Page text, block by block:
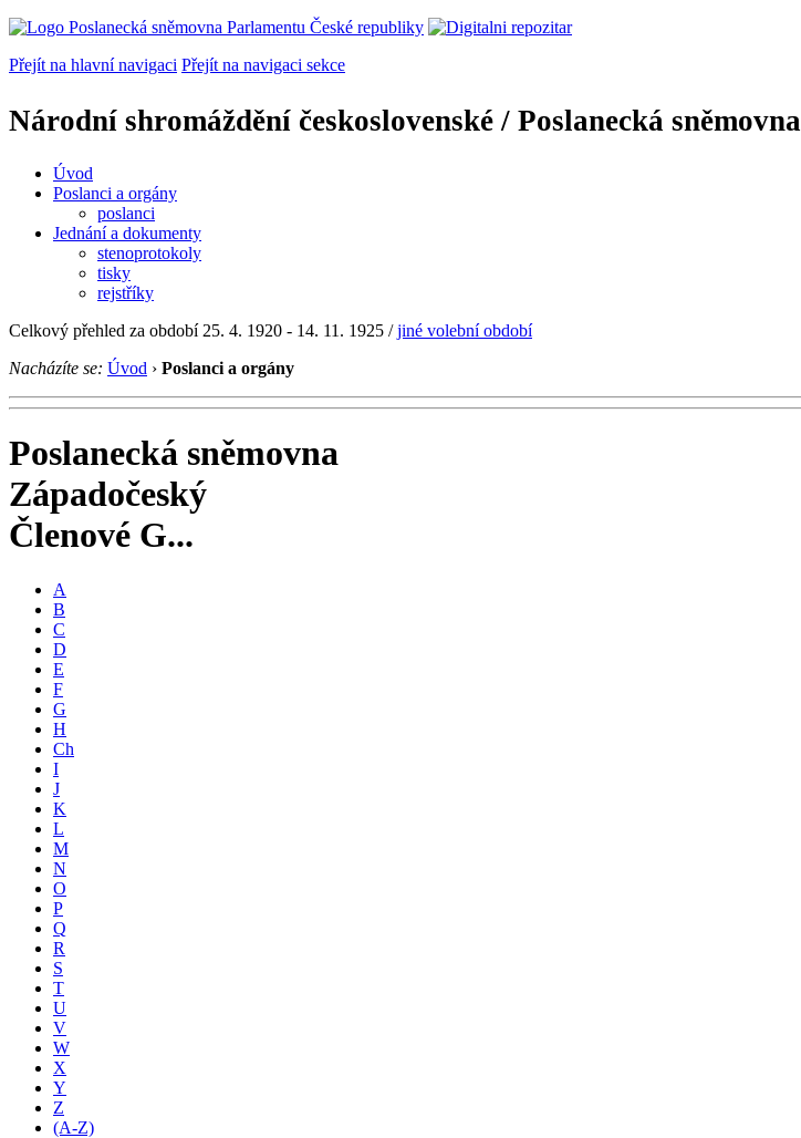
Přejít na hlavní navigaci Přejít na navigaci sekce
Národní shromáždění československé / Poslanecká sněmovna
Úvod
Poslanci a orgány
poslanci
Jednání a dokumenty
stenoprotokoly
tisky
rejstříky
Celkový přehled za období 25. 4. 1920 - 14. 11. 1925 /jiné volební období
Nacházíte se: Úvod › Poslanci a orgány
Poslanecká sněmovna
Západočeský
Členové G...
A
B
C
D
E
F
G
H
Ch
I
J
K
L
M
N
O
P
Q
R
S
T
U
V
W
X
Y
Z
(A-Z)